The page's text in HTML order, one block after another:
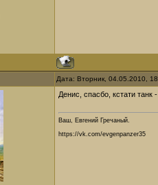
Дата: Вторник, 04.05.2010,
Денис, спасбо, кстати
Ваш, Евгений Гречаный.
https://vk.com/evgenpanzer35